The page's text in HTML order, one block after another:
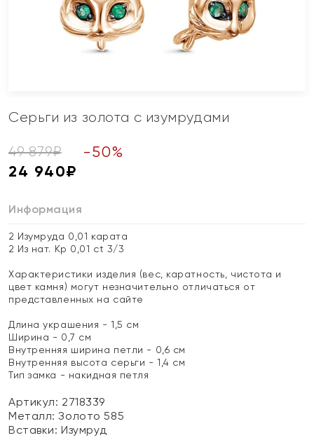
Серьги из золота с изумрудами
49 879₽ -50%
24 940₽
Информация
2 Изумруда 0,01 карата
2 Из нат. Кр 0,01 ct 3/3
Характеристики изделия (вес, каратность, чистота и
цвет камня) могут незначительно отличаться от
представленных на сайте
Длина украшения - 1,5 см
Ширина - 0,7 см
Внутренняя ширина петли - 0,6 см
Внутренняя высота серьги - 1,4 см
Тип замка - накидная петля
Артикул: 2718339
Металл:Золото 585
Вставки:Изумруд